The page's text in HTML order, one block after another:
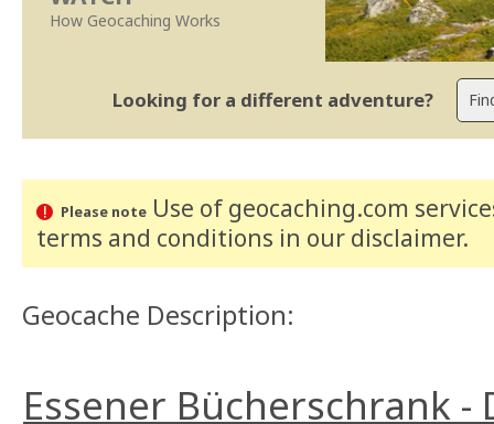
How Geocaching Works
Looking for a different adventure?
Please noteUse of geocaching.com
terms and conditions in our disclaimer.
Geocache Description:
Essener Bücherschrank -